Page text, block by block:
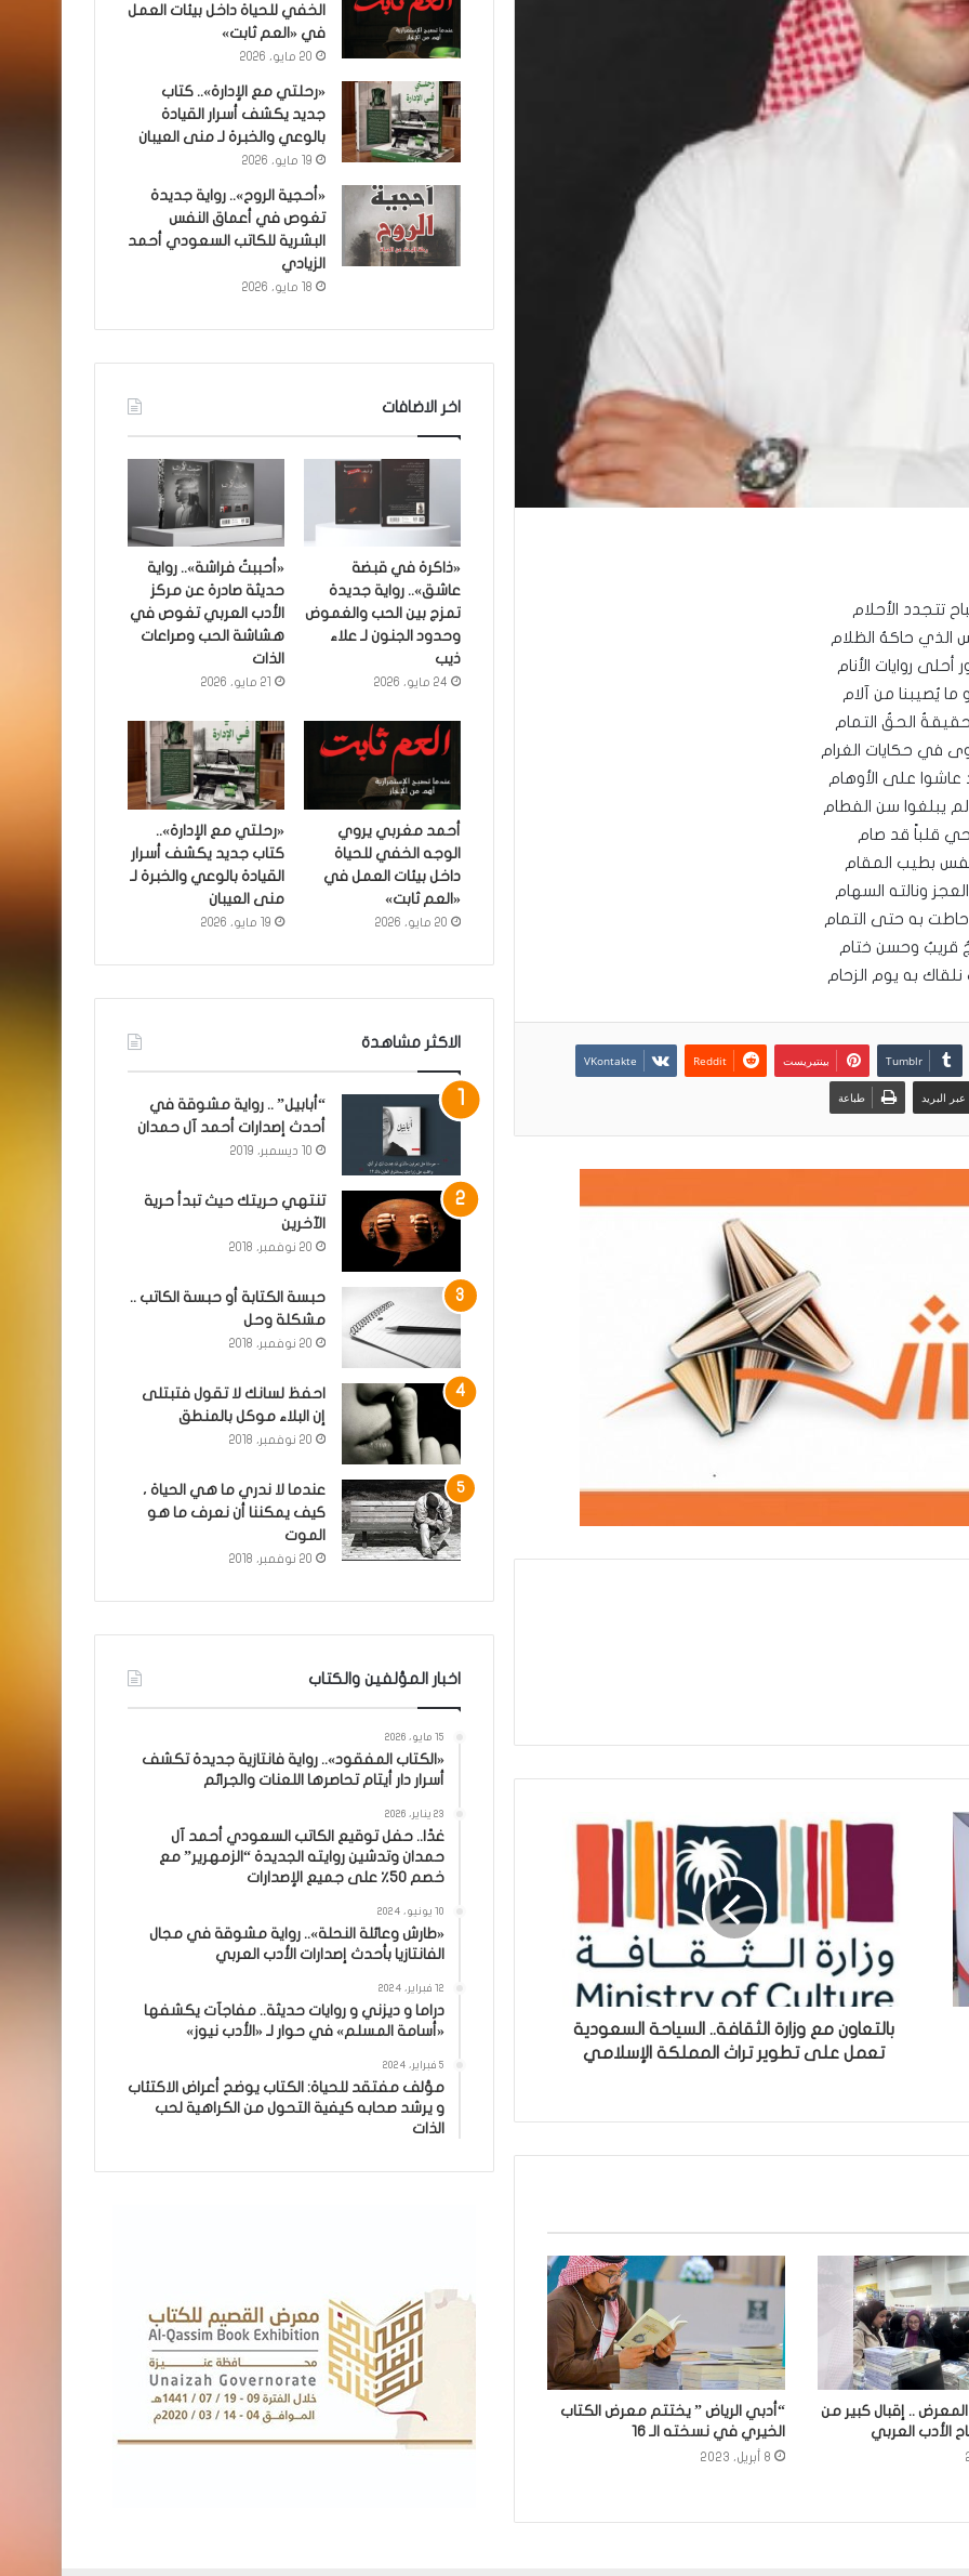
تتجدد الأحلام
الذي حاكهُ الظلام
أحلى روايات الأنام
يُصيبنا من آلام
الحقُ التمام
في حكايات الغرام
على الأوهام
يبلغوا سن الفطام
قلباً قد صام
بطيب المقام
ونالته السهام
به حتى التمام
قريبٌ وحسن ختام
به يوم الزحام
بينتيريست
البريد طباعة
بالتعاون مع وزارة الثقافة.. السياحة السعودية
تعمل على تطوير تراث المملكة الإسلامي
.. إقبال كبير من
الأدب العربي
“أدبي الرياض ” يختتم معرض الكتاب
الخيري في نسخته الـ 16
8 أبريل، 2023
الخفي للحياة داخل بيئات العمل
في «العم ثابت»
20 مايو، 2026
«رحلتي مع الإدارة».. كتاب
جديد يكشف أسرار القيادة
بالوعي والخبرة لـ منى العيبان
19 مايو، 2026
«أحجية الروح».. رواية جديدة
تغوص في أعماق النفس
البشرية للكاتب السعودي أحمد
الزيادي
18 مايو، 2026
اخر الاضافات
«ذاكرة في قبضة
عاشق».. رواية جديدة
تمزج بين الحب والغموض
وحدود الجنون لـ علاء
ذيب
24 مايو، 2026
«أحببتُ فراشة».. رواية
حديثة صادرة عن مركز
الأدب العربي تغوص في
هشاشة الحب وصراعات
الذات
21 مايو، 2026
أحمد مغربي يروي
الوجه الخفي للحياة
داخل بيئات العمل في
«العم ثابت»
20 مايو، 2026
«رحلتي مع الإدارة»..
كتاب جديد يكشف أسرار
القيادة بالوعي والخبرة لـ
منى العيبان
19 مايو، 2026
الاكثر مشاهدة
“أبابيل” .. رواية مشوقة في
أحدث إصدارات أحمد آل حمدان
10 ديسمبر، 2019
تنتهي حريتك حيث تبدأ حرية
الآخرين
20 نوفمبر، 2018
حبسة الكتابة أو حبسة الكاتب ..
مشكلة وحل
20 نوفمبر، 2018
احفظ لسانك لا تقول فتبتلى
إن البلاء موكل بالمنطق
20 نوفمبر، 2018
عندما لا ندري ما هي الحياة ،
كيف يمكننا أن نعرف ما هو
الموت
20 نوفمبر، 2018
اخبار المؤلفين والكتاب
15 مايو، 2026
«الكتاب المفقود».. رواية فانتازية جديدة تكشف
أسرار دار أيتام تحاصرها اللعنات والجرائم
23 يناير، 2026
غدًا.. حفل توقيع الكاتب السعودي أحمد آل
حمدان وتدشين روايته الجديدة “الزمهرير” مع
خصم 50٪ على جميع الإصدارات
10 يونيو، 2024
«طارش وعائلة النحلة».. رواية مشوقة في مجال
الفانتازيا بأحدث إصدارات الأدب العربي
12 فبراير، 2024
دراما و ديزني و روايات حديثة.. مفاجآت يكشفها
«أسامة المسلم» في حوار لـ «الأدب نيوز»
5 فبراير، 2024
مؤلف مفتقد للحياة: الكتاب يوضح أعراض الاكتئاب
و يرشد صحابه كيفية التحول من الكراهية لحب
الذات